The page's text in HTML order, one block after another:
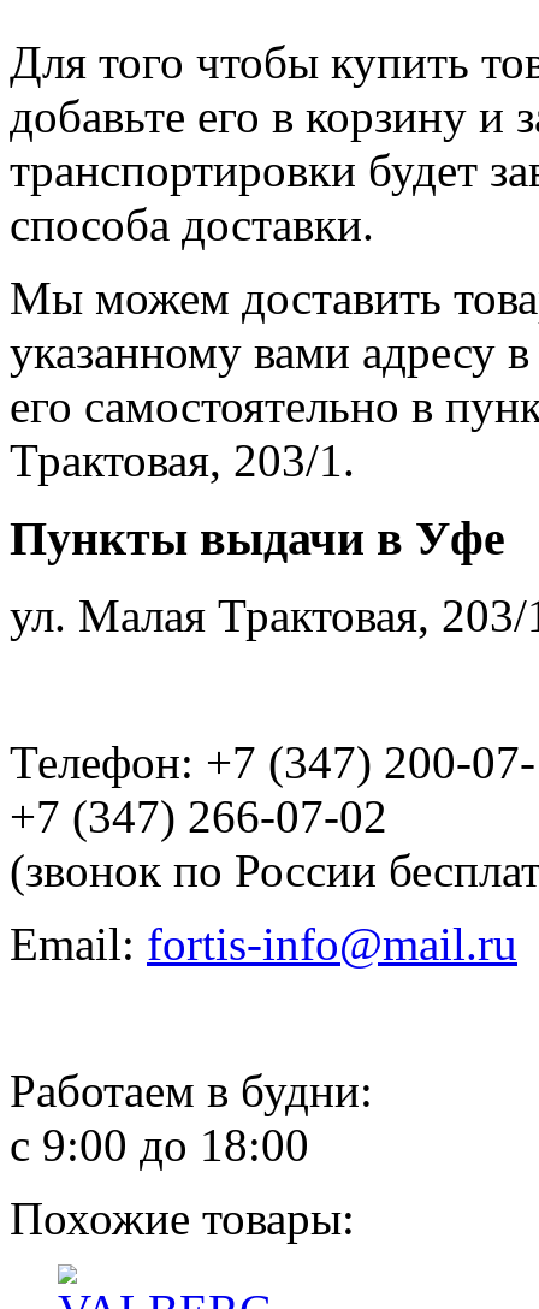
Для того чтобы купить
добавьте его в корзину и
транспортировки будет
способа доставки.
Мы можем доставить
указанному вами адресу
его самостоятельно в
Трактовая, 203/1.
Пункты выдачи в Уфе
ул. Малая Трактовая, 203/
Телефон: +7 (347) 200-
+7 (347) 266-07-02
(звонок по России
Email: fortis-info@mail.ru
Работаем в будни:
с 9:00 до 18:00
Похожие товары: